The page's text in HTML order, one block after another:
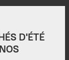
D'ÉTÉ